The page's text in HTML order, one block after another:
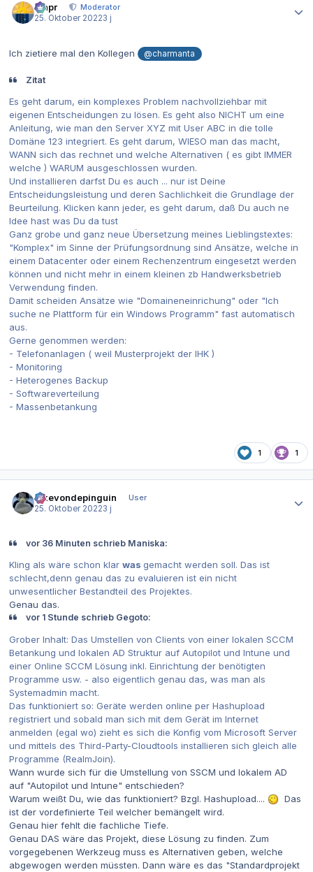
mapr
Moderator
25. Oktober 20223 j
Ich zietiere mal den Kollegen @charmanta
Zitat
Es geht darum, ein komplexes Problem nachvollziehbar mit
eigenen Entscheidungen zu lösen. Es geht also NICHT um eine
Anleitung, wie man den Server XYZ mit User ABC in die tolle
Domäne 123 integriert. Es geht darum, WIESO man das macht,
WANN sich das rechnet und welche Alternativen ( es gibt IMMER
welche ) WARUM ausgeschlossen wurden.
Und installieren darfst Du es auch ... nur ist Deine
Entscheidungsleistung und deren Sachlichkeit die Grundlage der
Beurteilung. Klicken kann jeder, es geht darum, daß Du auch ne
Idee hast was Du da tust
Ganz grobe und ganz neue Übersetzung meines Lieblingstextes:
"Komplex" im Sinne der Prüfungsordnung sind Ansätze, welche in
einem Datacenter oder einem Rechenzentrum eingesetzt werden
können und nicht mehr in einem kleinen zb Handwerksbetrieb
Verwendung finden.
Damit scheiden Ansätze wie "Domaineneinrichung" oder "Ich
suche ne Plattform für ein Windows Programm" fast automatisch
aus.
Gerne genommen werden:
- Telefonanlagen ( weil Musterprojekt der IHK )
- Monitoring
- Heterogenes Backup
- Softwareverteilung
- Massenbetankung
1 1
ickevondepinguin
User
25. Oktober 20223 j
vor 36 Minuten schrieb Maniska:
Kling als wäre schon klar was gemacht werden soll. Das ist
schlecht,denn genau das zu evaluieren ist ein nicht
unwesentlicher Bestandteil des Projektes.
Genau das.
vor 1 Stunde schrieb Gegoto:
Grober Inhalt: Das Umstellen von Clients von einer lokalen SCCM
Betankung und lokalen AD Struktur auf Autopilot und Intune und
einer Online SCCM Lösung inkl. Einrichtung der benötigten
Programme usw. - also eigentlich genau das, was man als
Systemadmin macht.
Das funktioniert so: Geräte werden online per Hashupload
registriert und sobald man sich mit dem Gerät im Internet
anmelden (egal wo) zieht es sich die Konfig vom Microsoft Server
und mittels des Third-Party-Cloudtools installieren sich gleich alle
Programme (RealmJoin).
Wann wurde sich für die Umstellung von SSCM und lokalem AD
auf "Autopilot und Intune" entschieden?
Warum weißt Du, wie das funktioniert? Bzgl. Hashupload....
Das
ist der vordefinierte Teil welcher bemängelt wird.
Genau hier fehlt die fachliche Tiefe.
Genau DAS wäre das Projekt, diese Lösung zu finden. Zum
vorgegebenen Werkzeug muss es Alternativen geben, welche
abgewogen werden müssten. Dann wäre es das "Standardprojekt